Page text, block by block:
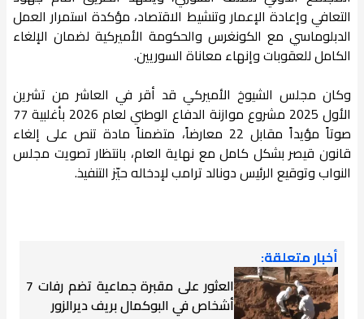
التعافي وإعادة الإعمار وتنشيط الاقتصاد، مؤكدة استمرار العمل
الدبلوماسي مع الكونغرس والحكومة الأميركية لضمان الإلغاء
الكامل للعقوبات وإنهاء معاناة السوريين.
وكان مجلس الشيوخ الأميركي قد أقر في العاشر من تشرين
الأول 2025 مشروع موازنة الدفاع الوطني لعام 2026 بأغلبية 77
صوتاً مؤيداً مقابل 22 معارضاً، متضمناً مادة تنص على إلغاء
قانون قيصر بشكل كامل مع نهاية العام، بانتظار تصويت مجلس
النواب وتوقيع الرئيس دونالد ترامب لإدخاله حيّز التنفيذ.
أخبار متعلقة:
العثور على مقبرة جماعية تضم رفات 7
أشخاص في البوكمال بريف ديرالزور